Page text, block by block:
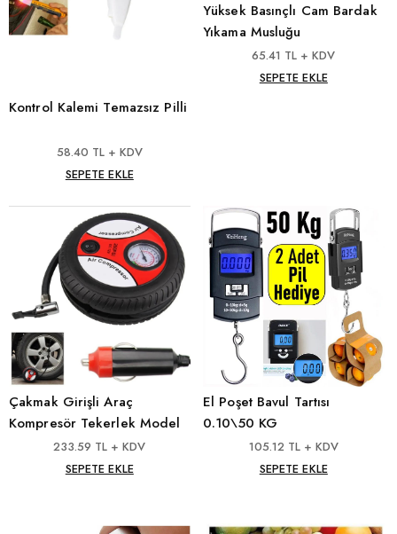
Kontrol Kalemi Temazsız Pilli
58.40 TL + KDV
SEPETE EKLE
Yüksek Basınçlı Cam Bardak
Yıkama Musluğu
65.41 TL + KDV
SEPETE EKLE
Çakmak Girişli Araç
Kompresör Tekerlek Model
233.59 TL + KDV
SEPETE EKLE
El Poşet Bavul Tartısı
0.10\50 KG
105.12 TL + KDV
SEPETE EKLE